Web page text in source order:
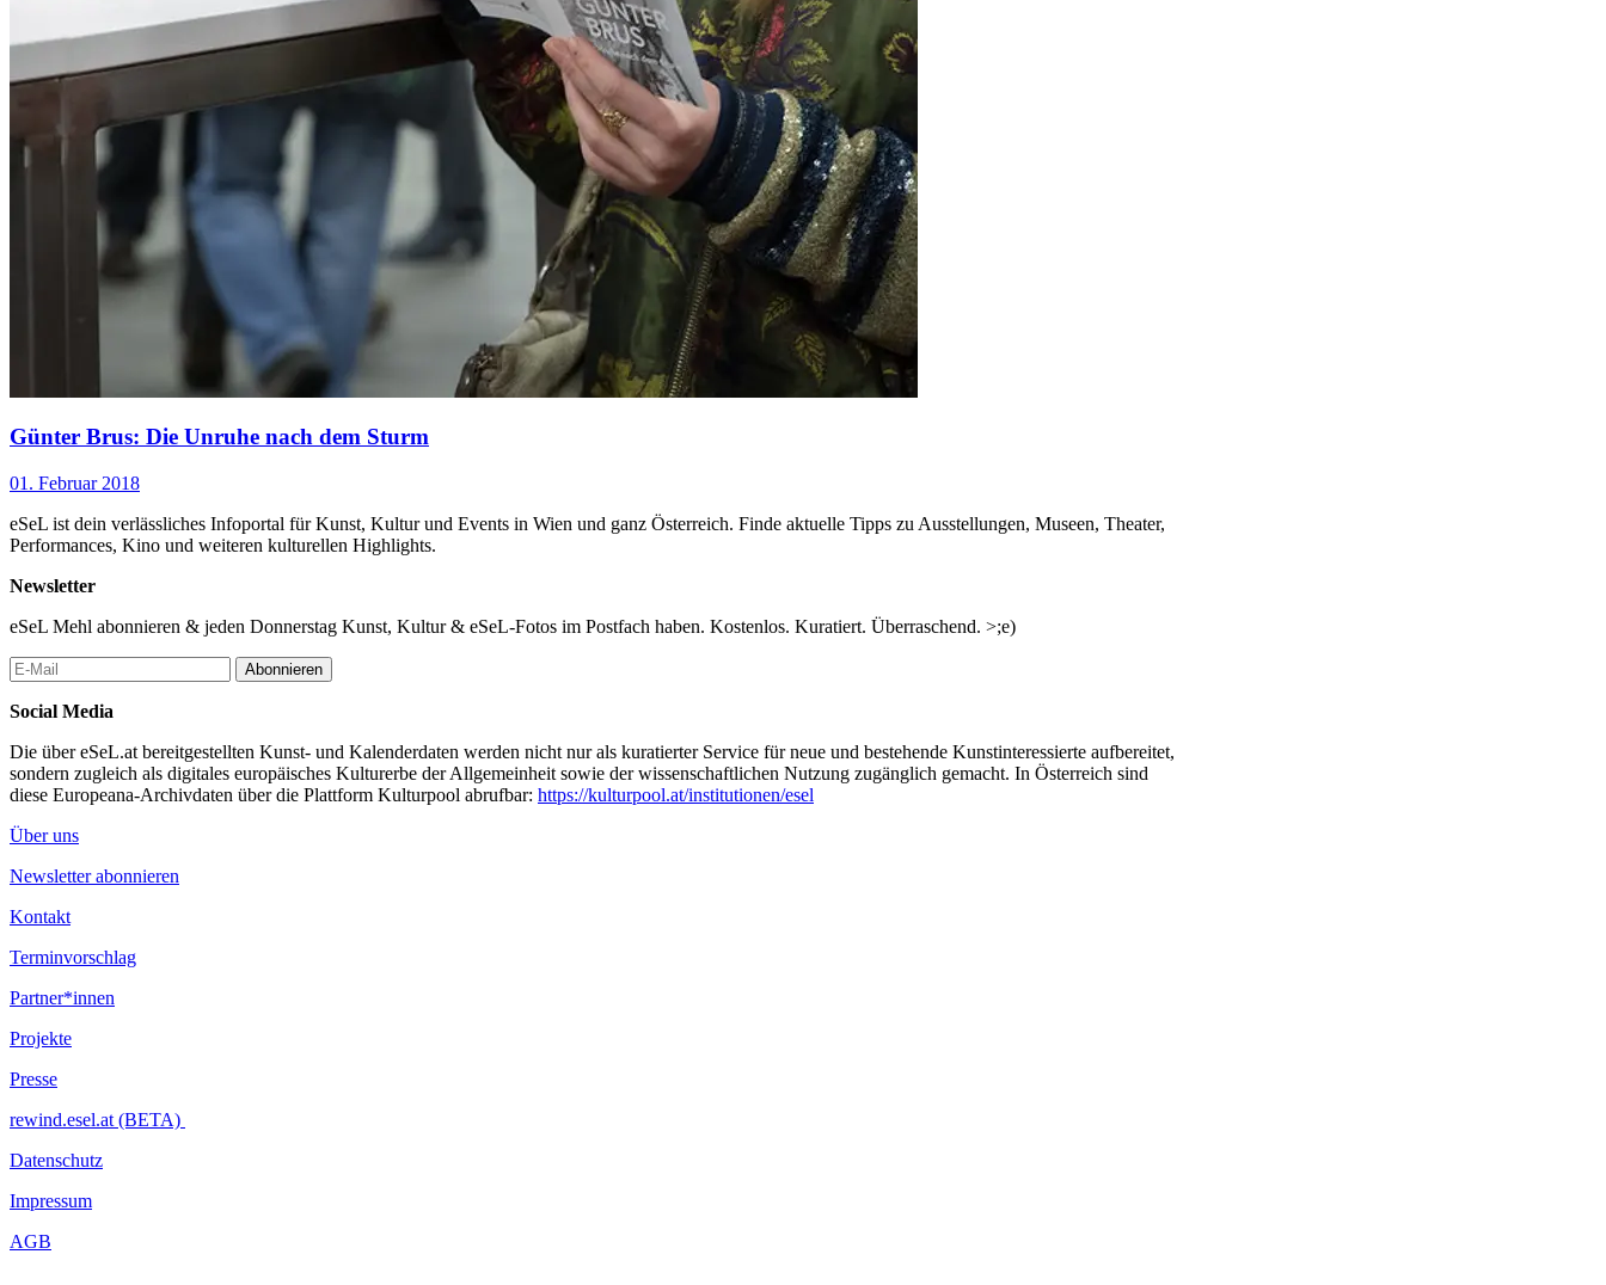
Günter Brus: Die Unruhe nach dem Sturm
01. Februar 2018
eSeL ist dein verlässliches Infoportal für Kunst, Kultur und Events in Wien und ganz Österreich. Finde aktuelle Tipps zu Ausstellungen, Museen, Theater,
Performances, Kino und weiteren kulturellen Highlights.
Newsletter
eSeL Mehl abonnieren & jeden Donnerstag Kunst, Kultur & eSeL-Fotos im Postfach haben. Kostenlos. Kuratiert. Überraschend. >;e)
Abonnieren
Social Media
Die über eSeL.at bereitgestellten Kunst- und Kalenderdaten werden nicht nur als kuratierter Service für neue und bestehende Kunstinteressierte aufbereitet,
sondern zugleich als digitales europäisches Kulturerbe der Allgemeinheit sowie der wissenschaftlichen Nutzung zugänglich gemacht. In Österreich sind
diese Europeana-Archivdaten über die Plattform Kulturpool abrufbar: https://kulturpool.at/institutionen/esel
Über uns
Newsletter abonnieren
Kontakt
Terminvorschlag
Partner*innen
Projekte
Presse
rewind.esel.at (BETA)
Datenschutz
Impressum
AGB